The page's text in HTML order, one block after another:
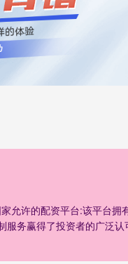
允许的配资平台:该平台
务赢得了投资者的广泛认